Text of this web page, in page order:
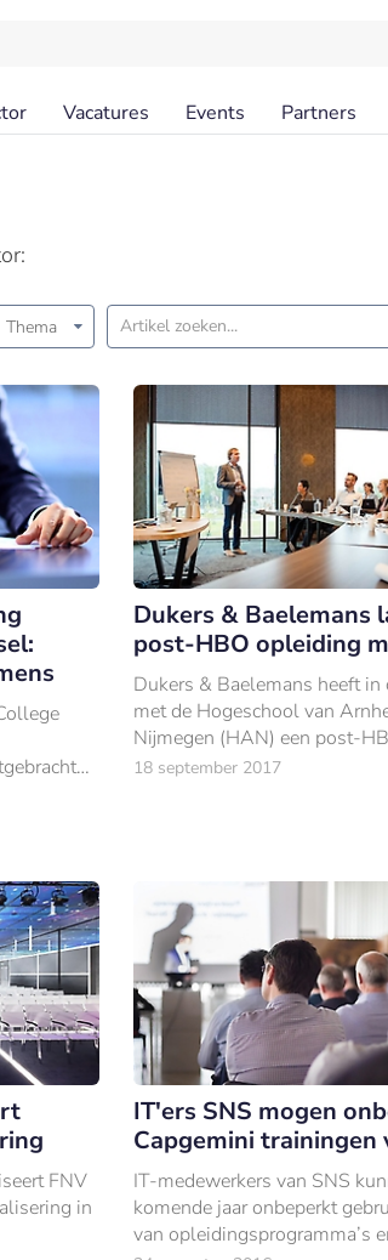
Vacatures Events Partners
Thema
Dukers & Baelemans
post-HBO opleiding
Dukers & Baelemans heeft in
met de Hogeschool van
Nijmegen (HAN) een post-
‘Financieel Advies MKB’
18 september 2017
FNV
in
IT'ers SNS mogen
Capgemini trainingen
IT-medewerkers van SNS
komende jaar onbeperkt
van opleidingsprogramma’s